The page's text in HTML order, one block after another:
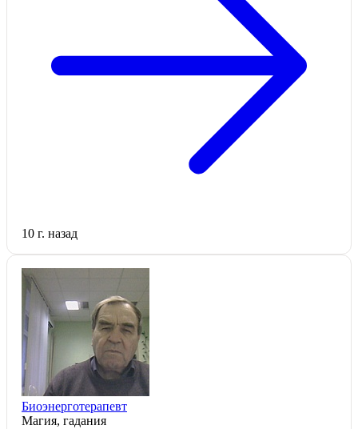
10 г. назад
Биоэнерготерапевт
Магия, гадания